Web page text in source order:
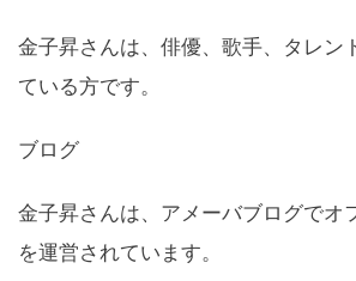
金子昇さんは、俳優、歌手、タレン
ている方です。
ブログ
金子昇さんは、アメーバブログでオ
を運営されています。